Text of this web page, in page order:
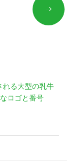
れる大型の乳牛
ロゴと番号